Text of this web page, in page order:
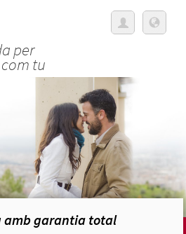
per
tu
amb garantia total